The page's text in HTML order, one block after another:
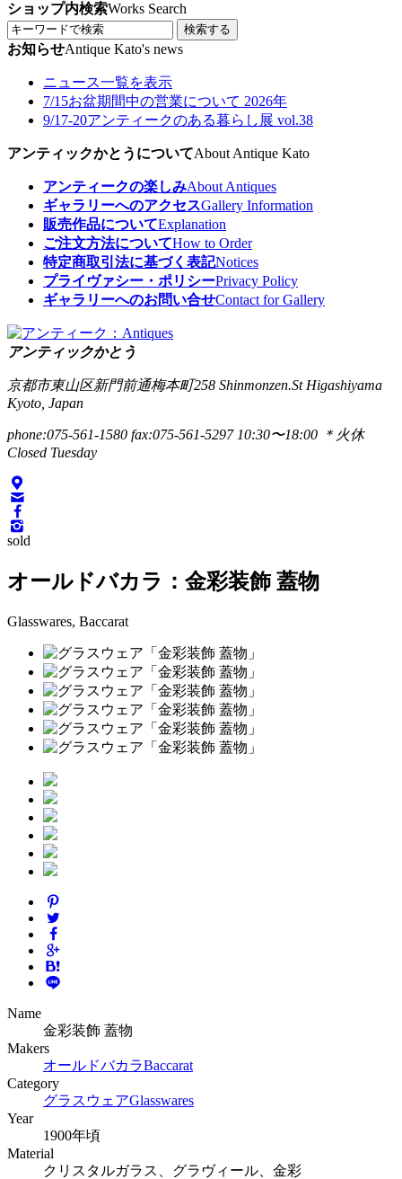
ショップ内検索Works Search
検索する
お知らせAntique Kato's news
ニュース一覧を表示
7/15お盆期間中の営業について 2026年
9/17-20アンティークのある暮らし展 vol.38
アンティックかとうについてAbout Antique Kato
アンティークの楽しみAbout Antiques
ギャラリーへのアクセスGallery Information
販売作品についてExplanation
ご注文方法についてHow to Order
特定商取引法に基づく表記Notices
プライヴァシー・ポリシーPrivacy Policy
ギャラリーへのお問い合せContact for Gallery
アンティックかとう
京都市東山区新門前通梅本町258 Shinmonzen.St Higashiyama
Kyoto, Japan
phone:075-561-1580 fax:075-561-5297 10:30〜18:00 ＊火休
Closed Tuesday
sold
オールドバカラ：金彩装飾 蓋物
Glasswares, Baccarat
Name
金彩装飾 蓋物
Makers
オールドバカラBaccarat
Category
グラスウェアGlasswares
Year
1900年頃
Material
クリスタルガラス、グラヴィール、金彩